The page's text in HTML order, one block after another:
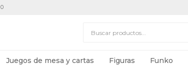
Juegos de mesa y cartas Figuras Funko
0